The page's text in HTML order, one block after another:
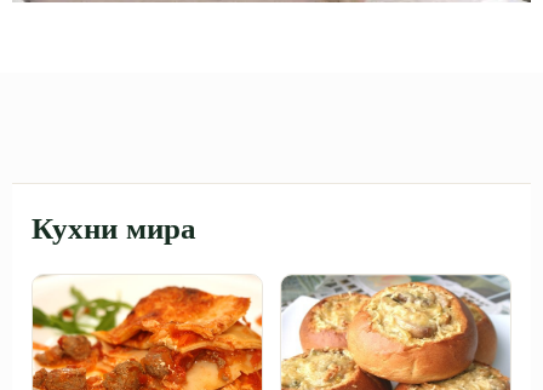
Кухни мира